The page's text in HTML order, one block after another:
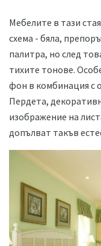
Мебелите в тази
схема - бяла,
палитра, но след
тихите тонове.
фон в комбинация с
Пердета,
изображение на
допълват такъв